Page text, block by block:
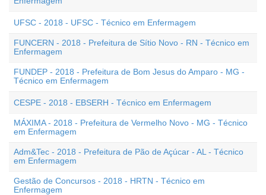
UFSC - 2018 - UFSC - Técnico em Enfermagem
FUNCERN - 2018 - Prefeitura de Sítio Novo - RN - Técnico em
Enfermagem
FUNDEP - 2018 - Prefeitura de Bom Jesus do Amparo - MG -
Técnico em Enfermagem
CESPE - 2018 - EBSERH - Técnico em Enfermagem
MÁXIMA - 2018 - Prefeitura de Vermelho Novo - MG - Técnico
em Enfermagem
Adm&Tec - 2018 - Prefeitura de Pão de Açúcar - AL - Técnico
em Enfermagem
Gestão de Concursos - 2018 - HRTN - Técnico em
Enfermagem